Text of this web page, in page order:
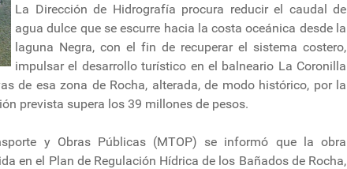
La Dirección de Hidrografía procura reducir el caudal de
agua dulce que se escurre hacia la costa oceánica desde la
laguna Negra, con el fin de recuperar el sistema costero,
impulsar el desarrollo turístico en el balneario La Coronilla
de esa zona de Rocha, alterada, de modo histórico, por la
prevista supera los 39 millones de pesos.
y Obras Públicas (MTOP) se informó que la obra
en el Plan de Regulación Hídrica de los Bañados de Rocha,